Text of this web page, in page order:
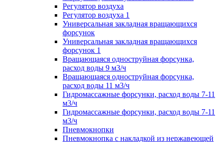
Регулятор воздуха
Регулятор воздуха 1
Универсальная закладная вращающихся
форсунок
Универсальная закладная вращающихся
форсунок 1
Вращающаяся одноструйная форсунка,
расход воды 9 м3/ч
Вращающаяся одноструйная форсунка,
расход воды 11 м3/ч
Гидромассажные форсунки, расход воды 7-11
м3/ч
Гидромассажные форсунки, расход воды 7-11
м3/ч
Пневмокнопки
Пневмокнопка с накладкой из нержавеющей